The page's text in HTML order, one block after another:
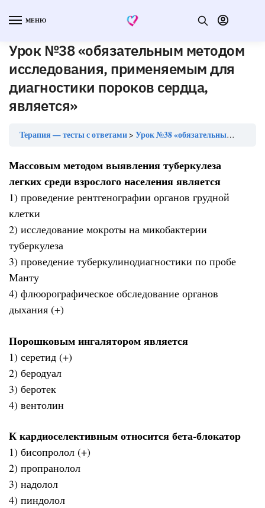
МЕНЮ
Урок №38 «обязательным методом
исследования, применяемым для
диагностики пороков сердца,
является»
Терапия — тесты с ответами Урок №38 «обязательным методом исследования, применяемым для диагностики пороков сердца, является»
Массовым методом выявления туберкулеза
легких среди взрослого населения является
1) проведение рентгенографии органов грудной
клетки
2) исследование мокроты на микобактерии
туберкулеза
3) проведение туберкулинодиагностики по пробе
Манту
4) флюорографическое обследование органов
дыхания (+)
Порошковым ингалятором является
1) серетид (+)
2) беродуал
3) беротек
4) вентолин
К кардиоселективным относится бета-блокатор
1) бисопролол (+)
2) пропранолол
3) надолол
4) пиндолол